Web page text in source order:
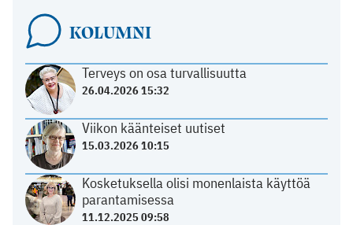
KOLUMNI
Terveys on osa turvallisuutta
26.04.2026 15:32
Viikon käänteiset uutiset
15.03.2026 10:15
Kosketuksella olisi monenlaista käyttöä
parantamisessa
11.12.2025 09:58